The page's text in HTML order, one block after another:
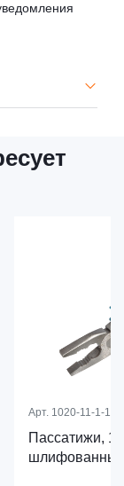
Арт. 1020-11-1-
Пассатижи,